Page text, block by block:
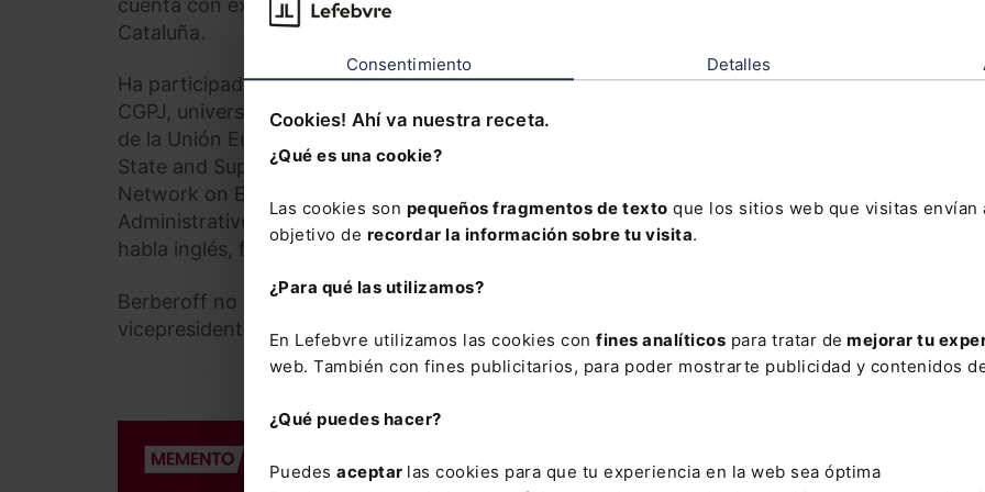
Consentimiento Detalles
Cookies! Ahí va nuestra receta.
¿Qué es una cookie?
Las cookies son pequeños fragmentos de texto que los sitios web que visitas envían
objetivo de recordar la información sobre tu visita.
¿Para qué las utilizamos?
En Lefebvre utilizamos las cookies con fines analíticos para tratar de mejorar tu
web. También con fines publicitarios, para poder mostrarte publicidad y contenidos
¿Qué puedes hacer?
Puedes aceptar las cookies para que tu experiencia en la web sea óptima
cuenta con experiencia docente como profesor asociado de la Universidad Internacional de
Cataluña.
Ha participado como ponente en cursos y seminarios organizados por instituciones
CGPJ, universidades, administraciones públicas, Asociación Europea para el Estudio del
de la Unión Europea (AEDEUR), etc.- e internacionales como la Association of the Councils of
State and Supreme Administrative Jurisdictions of de European Union (ACA Europe) y
Network on EU Administrative Law (ReNEUAL) en los ámbitos de Derecho de la Unión
Administrativo y Tributario; es autor de distintas publicaciones sobre estas disciplinas
habla inglés, francés y catalán.
Berberoff no ocupará cargos orgánicos en ninguna asociación judicial durante su mandato
vicepresidente del Tribunal Supremo.
Memento Social 2026